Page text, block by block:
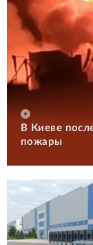
В Киеве
пожары